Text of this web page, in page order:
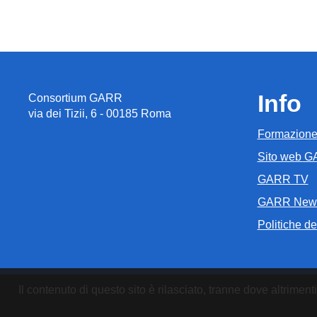
Consortium GARR
via dei Tizii, 6 - 00185 Roma
Info
Sito web
GARR TV
GARR
Politiche
Il contenuto di questo sito è rilasciato, tranne dove